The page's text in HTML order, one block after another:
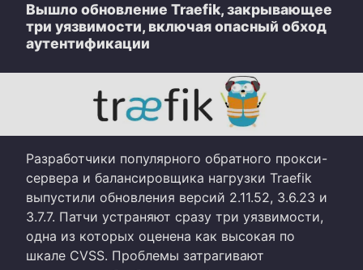
Вышло обновление Traefik, закрывающее
три уязвимости, включая опасный обход
аутентификации
Разработчики популярного обратного прокси-
сервера и балансировщика нагрузки Traefik
выпустили обновления версий 2.11.52, 3.6.23 и
3.7.7. Патчи устраняют сразу три уязвимости,
одна из которых оценена как высокая по
шкале CVSS. Проблемы затрагивают